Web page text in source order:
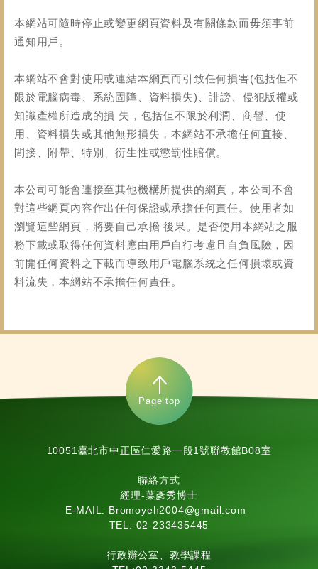
本網站可隨時停止或變更網頁資料及有關條款而毋須事前
通知用戶。
本網站不會對使用或連結本網頁而引致任何損害(包括但不
限於電腦病毒、系統固障、資料損失)、誹謗、侵犯版權或
知識產權所造成的損 失，包括但不限於利潤、商譽、使
用、資料損失或其他無形損失，本網站不承擔任何直接、
間接、附帶、特別、衍生性或懲罰性賠償。
本公司可能會連接至其他機構所提供的網頁，本公司不會
對這些網頁內容作出任何保證或承擔任何責任。使用者如
瀏覽這些網頁，將要自己承擔 後果。是否使用本網站之服
務下載或取得任何資料應由用戶自行考慮且自負風險，因
前開任何資料之下載而導致用戶電腦系統之任何損壞或資
料流失，本網站不承擔任何責任。
Page top
10051臺北市中正區仁愛路一段1號聯教館B08室
聯絡方式
經理-葉彥秀博士
E-MAIL: Bromoyeh2004@gmail.com
TEL: 02-233435445
行政辦公室、教學課程